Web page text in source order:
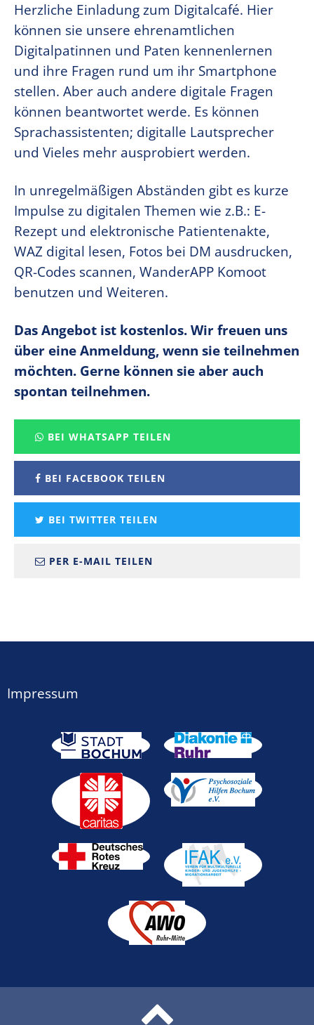
Herzliche Einladung zum Digitalcafé. Hier
können sie unsere ehrenamtlichen
Digitalpatinnen und Paten kennenlernen
und ihre Fragen rund um ihr Smartphone
stellen. Aber auch andere digitale Fragen
können beantwortet werde. Es können
Sprachassistenten; digitalle Lautsprecher
und Vieles mehr ausprobiert werden.
In unregelmäßigen Abständen gibt es kurze
Impulse zu digitalen Themen wie z.B.: E-
Rezept und elektronische Patientenakte,
WAZ digital lesen, Fotos bei DM ausdrucken,
QR-Codes scannen, WanderAPP Komoot
benutzen und Weiteren.
Das Angebot ist kostenlos. Wir freuen uns
über eine Anmeldung, wenn sie teilnehmen
möchten. Gerne können sie aber auch
spontan teilnehmen.
BEI WHATSAPP TEILEN
BEI FACEBOOK TEILEN
BEI TWITTER TEILEN
PER E-MAIL TEILEN
Impressum